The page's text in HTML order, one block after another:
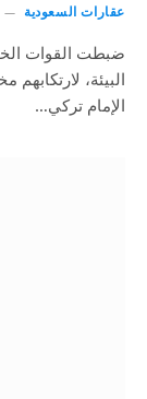
عقارات السعودية
البيئة،
الإمام تركي…